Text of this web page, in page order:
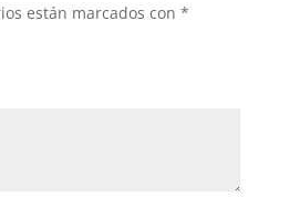
están marcados con *